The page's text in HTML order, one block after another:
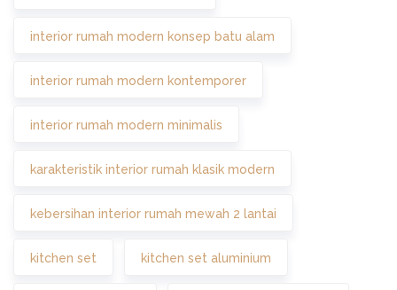
interior rumah modern konsep batu alam
interior rumah modern kontemporer
interior rumah modern minimalis
karakteristik interior rumah klasik modern
kebersihan interior rumah mewah 2 lantai
kitchen set kitchen set aluminium